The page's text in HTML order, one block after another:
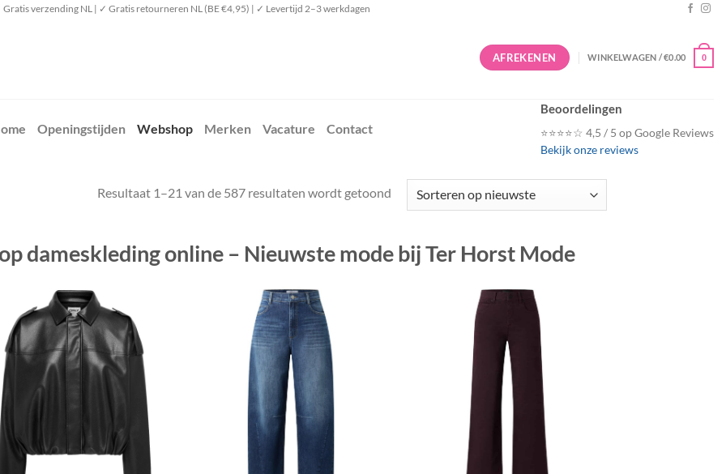
verzending NL | ✓ Gratis retourneren NL (BE €4,95) | ✓ Levertijd 2–3 werkdagen
AFREKENEN WINKELWAGEN /€0.00 0
Openingstijden Webshop Merken Vacature Contact
Beoordelingen
⭐⭐⭐⭐☆ 4,5 / 5 op Google Reviews
Bekijk onze reviews
Resultaat 1–21 van de 587 resultaten wordt getoondGesorteerd
dameskleding online – Nieuwste mode bij Ter Horst Mode